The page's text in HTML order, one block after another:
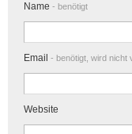
Name - benötigt
Email - benötigt, wird nicht
Website